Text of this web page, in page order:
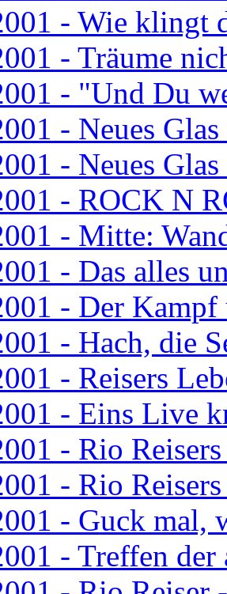
- Wie klingt
- Träume
- "Und Du
- Neues Glas
- Neues Glas
- ROCK N
- Mitte:
- Das alles
- Der Kampf
- Hach, die
- Reisers
- Eins Live
- Rio
- Rio
- Guck mal,
- Treffen